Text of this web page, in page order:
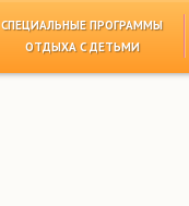
СПЕЦИАЛЬНЫЕ ПРОГРАММЫ
ОТДЫХА С ДЕТЬМИ